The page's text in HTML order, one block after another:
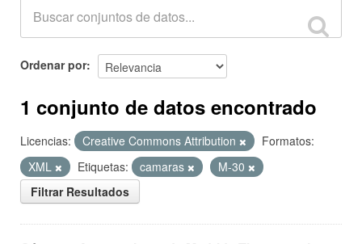
Ordenar por
1 conjunto de datos encontrado
Licencias: Creative Commons Attribution
Formatos:
XML
Etiquetas: camaras
M-30
Filtrar Resultados